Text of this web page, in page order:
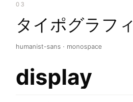
03
タイポグラフィ
humanist-sans · monospace
display